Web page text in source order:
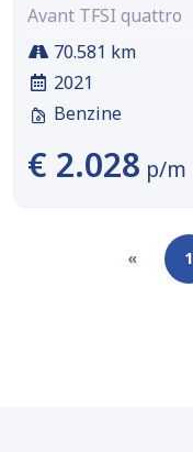
Avant TFSI quattro
70.581 km
2021
Benzine
€ 2.028 p/m
« 1